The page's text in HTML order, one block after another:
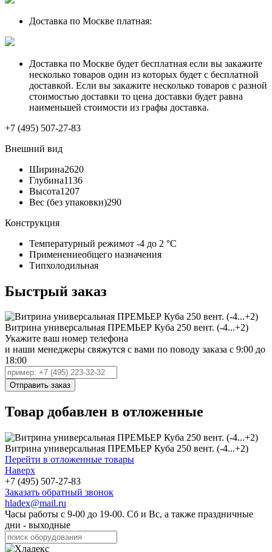
Доставка по Москве платная:
Доставка по Москве будет бесплатная если вы закажите
несколько товаров один из которых будет с бесплатной
доставкой. Если вы закажите несколько товаров с разной
стоимостью доставки то цена доставки будет равна
наименьшей стоимости из графы доставка.
+7 (495) 507-27-83
Внешний вид
Ширина2620
Глубина1136
Высота1207
Вес (без упаковки)290
Конструкция
Температурный режимот -4 до 2 °C
Применениеобщего назначения
Типхолодильная
Быстрый заказ
Витрина универсальная ПРЕМЬЕР Куба 250 вент. (-4...+2)
Укажите ваш номер телефона
и наши менеджеры свяжутся с вами по поводу заказа с 9:00 до
18:00
Товар добавлен в отложенные
Витрина универсальная ПРЕМЬЕР Куба 250 вент. (-4...+2)
Перейти в отложенные товары
Наверх
+7 (495) 507-27-83
Заказать обратный звонок
hladex@mail.ru
Часы работы с 9-00 до 19-00. Сб и Вс, а также праздничные
дни - выходные